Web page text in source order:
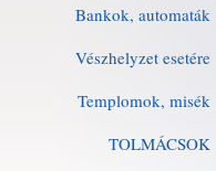
Bankok, automaták
Vészhelyzet esetére
Templomok, misék
TOLMÁCSOK